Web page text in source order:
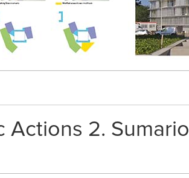
Actions 2. Sumario